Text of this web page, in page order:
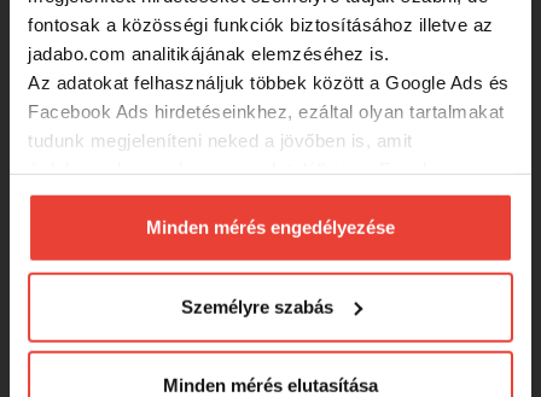
fontosak a közösségi funkciók biztosításához illetve az
jadabo.com analitikájának elemzéséhez is.
Az adatokat felhasználjuk többek között a Google Ads és
Facebook Ads hirdetéseinkhez, ezáltal olyan tartalmakat
tudunk megjeleníteni neked a jövőben is, amit
biztosításához arra kérünk, hogy engedd meg
számunkra minden mérés használatát.
Természetesensoha semmilyen formában nem fogunk
megváltoztathatod a döntésed ezzel kapcsolatban.
Előre is köszönjük!
Minden mérés engedélyezése
Személyre szabás
Minden mérés elutasítása
Black Tiger vertikális ólom / 2db
3 700 Ft
UNI CAT Verjical & Clonk Blaster
Glow Firetiger vertikális ólom / 2db
3 700 Ft
Nevis Szivarólom harcsázó
szerelékhez 60g 2db/cs.